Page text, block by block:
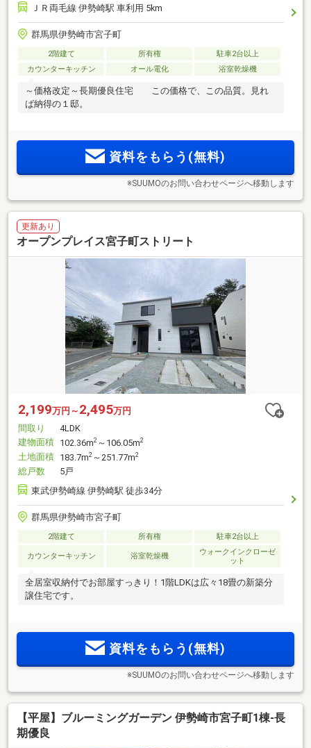
ＪＲ両毛線 伊勢崎駅 車利用 5km
群馬県伊勢崎市宮子町
2階建て 所有権
駐車2台以上
カウンターキッチン
オール電化 浴室乾燥機
～価格改定～長期優良住宅 この価格で、この品質。見れ
ば納得の１邸。
資料をもらう(無料)
※SUUMOのお問い合わせページへ移動します
更新あり
オープンプレイス宮子町ストリート
2,199万円～ 2,495万円
間取り
4LDK
建物面積 102.36m2 ～106.05m2
土地面積 183.7m2 ～251.77m2
総戸数
5戸
東武伊勢崎線 伊勢崎駅 徒歩34分
群馬県伊勢崎市宮子町
2階建て 所有権 駐車2台以上
カウンターキッチン 浴室乾燥機
ウォークインクローゼ
ット
全居室収納付でお部屋すっきり！1階LDKは広々18畳の新築分
譲住宅です。
資料をもらう(無料)
※SUUMOのお問い合わせページへ移動します
【平屋】ブルーミングガーデン 伊勢崎市宮子町1棟-長
期優良